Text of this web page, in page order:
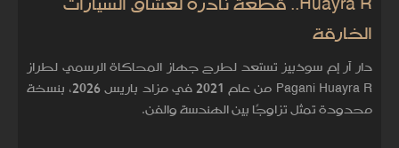
الخارقة
دار آر إم سوذبيز تستعد لطرح جهاز المحاكاة الرسمي لطراز
Pagani Huayra R من عام 2021 في مزاد باريس 2026، بنسخة
محدودة تمثل تزاوجًا بين الهندسة والفن.